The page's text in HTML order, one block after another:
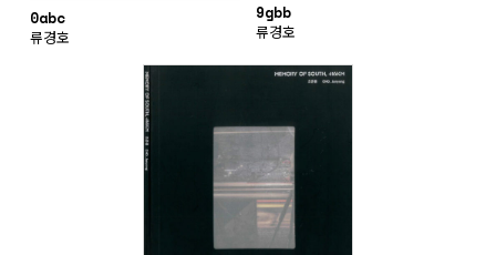
0abc
류경호
9gbb
류경호